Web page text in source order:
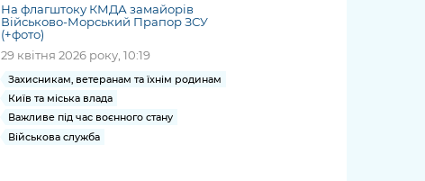
На флагштоку КМДА замайорів
Військово-Морський Прапор ЗСУ
(+фото)
29 квітня 2026 року, 10:19
Захисникам, ветеранам та їхнім родинам
Київ та міська влада
Важливе під час воєнного стану
Військова служба